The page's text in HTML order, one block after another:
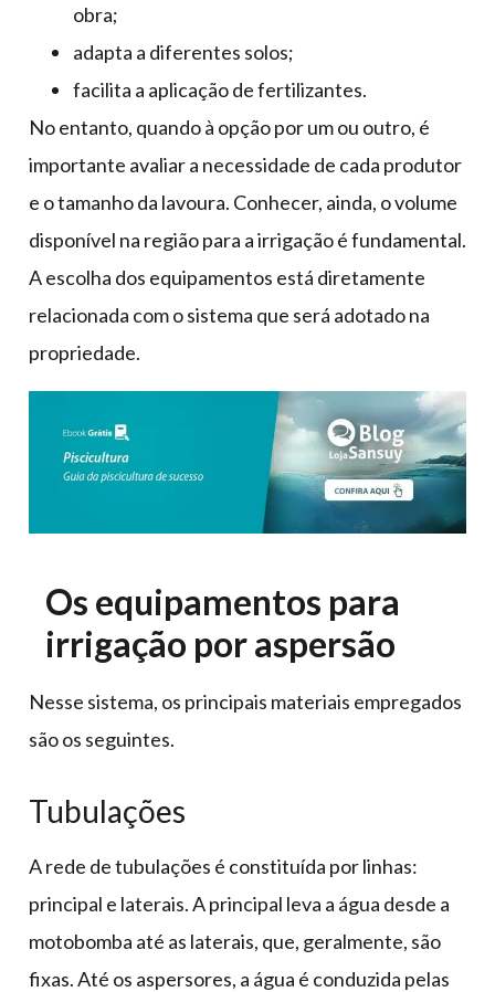
obra;
adapta a diferentes solos;
facilita a aplicação de fertilizantes.
No entanto, quando à opção por um ou outro, é
importante avaliar a necessidade de cada produtor
e o tamanho da lavoura. Conhecer, ainda, o volume
disponível na região para a irrigação é fundamental.
A escolha dos equipamentos está diretamente
relacionada com o sistema que será adotado na
propriedade.
Os equipamentos para
irrigação por aspersão
Nesse sistema, os principais materiais empregados
são os seguintes.
Tubulações
A rede de tubulações é constituída por linhas:
principal e laterais. A principal leva a água desde a
motobomba até as laterais, que, geralmente, são
fixas. Até os aspersores, a água é conduzida pelas